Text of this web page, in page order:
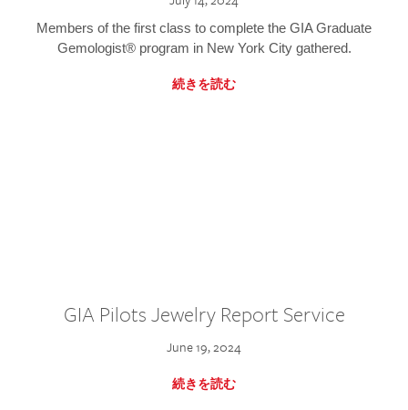
Members of the first class to complete the GIA Graduate
Gemologist® program in New York City gathered.
続きを読む
GIA Pilots Jewelry Report Service
June 19, 2024
続きを読む